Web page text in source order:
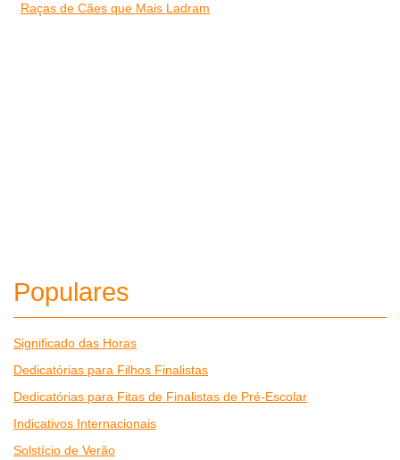
Raças de Cães que Mais Ladram
Populares
Significado das Horas
Dedicatórias para Filhos Finalistas
Dedicatórias para Fitas de Finalistas de Pré-Escolar
Indicativos Internacionais
Solstício de Verão